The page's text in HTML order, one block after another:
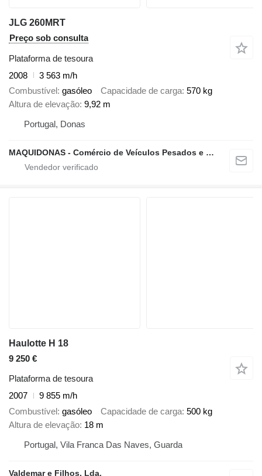
JLG 260MRT
Preço sob consulta
Plataforma de tesoura
2008
3 563 m/h
Combustível gasóleo Capacidade de carga 570 kg
Altura de elevação 9,92 m
Portugal, Donas
MAQUIDONAS - Comércio de Veículos Pesados e Ligeiros, Lda.
Haulotte H 18
9 250 €
Plataforma de tesoura
2007
9 855 m/h
Combustível gasóleo Capacidade de carga 500 kg
Altura de elevação 18 m
Portugal, Vila Franca Das Naves, Guarda
Valdemar e Filhos, Lda.